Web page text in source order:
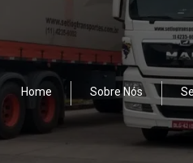
Home Sobre Nós